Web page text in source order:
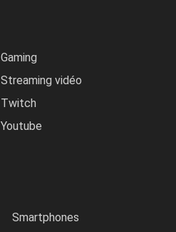
Gaming
Streaming vidéo
Twitch
Youtube
Smartphones